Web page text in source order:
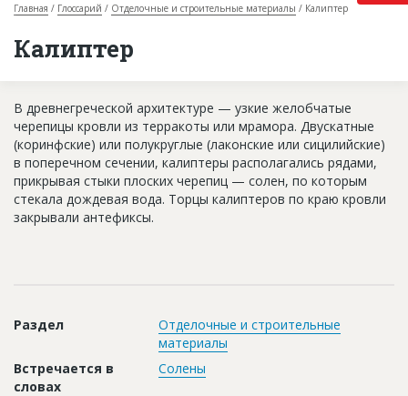
О проекте
База строящихся объектов
Инвестпроекты
Глоссарий
Новости
Личный кабинет
Главная Глоссарий Отделочные и строительные материалы Калиптер
Калиптер
В древнегреческой архитектуре — узкие желобчатые
черепицы кровли из терракоты или мрамора. Двускатные
(коринфские) или полукруглые (лаконские или сицилийские)
в поперечном сечении, калиптеры располагались рядами,
прикрывая стыки плоских черепиц — солен, по которым
стекала дождевая вода. Торцы калиптеров по краю кровли
закрывали антефиксы.
Раздел
Отделочные и строительные
материалы
Встречается в
словах
Солены